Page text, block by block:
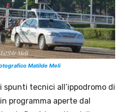
Matilde Meli
tecnici all’ippodromo di
programma aperte dal